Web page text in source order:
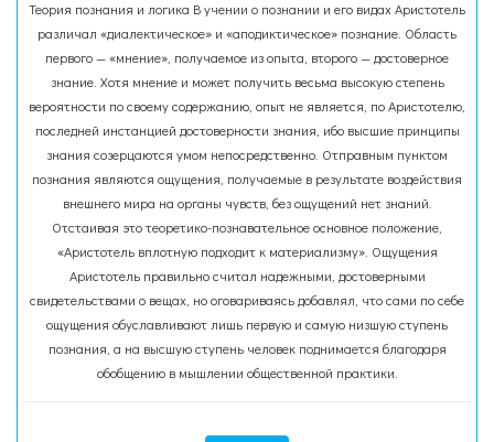
Теория познания и логика В учении о познании и его видах Аристотель
различал «диалектическое» и «аподиктическое» познание. Область
первого — «мнение», получаемое из опыта, второго — достоверное
знание. Хотя мнение и может получить весьма высокую степень
вероятности по своему содержанию, опыт не является, по Аристотелю,
последней инстанцией достоверности знания, ибо высшие принципы
знания созерцаются умом непосредственно. Отправным пунктом
познания являются ощущения, получаемые в результате воздействия
внешнего мира на органы чувств, без ощущений нет знаний.
Отстаивая это теоретико-познавательное основное положение,
«Аристотель вплотную подходит к материализму». Ощущения
Аристотель правильно считал надежными, достоверными
свидетельствами о вещах, но оговариваясь добавлял, что сами по себе
ощущения обуславливают лишь первую и самую низшую ступень
познания, а на высшую ступень человек поднимается благодаря
обобщению в мышлении общественной практики.